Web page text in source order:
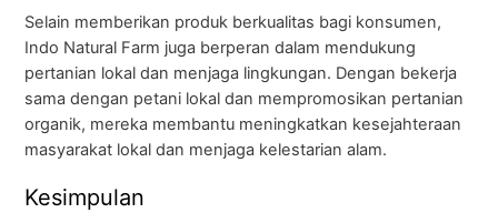
Selain memberikan produk berkualitas bagi konsumen,
Indo Natural Farm juga berperan dalam mendukung
pertanian lokal dan menjaga lingkungan. Dengan bekerja
sama dengan petani lokal dan mempromosikan pertanian
organik, mereka membantu meningkatkan kesejahteraan
masyarakat lokal dan menjaga kelestarian alam.
Kesimpulan